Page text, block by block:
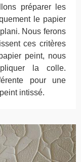
préparer les
le papier
Nous ferons
ces critères
peint, nous
la colle.
pour une
intissé.